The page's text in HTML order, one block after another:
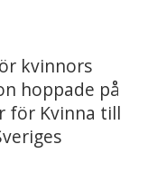
kvinnors
hoppade på
för Kvinna till